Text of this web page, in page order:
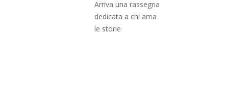
Arriva una rassegna
dedicata a chi ama
le storie